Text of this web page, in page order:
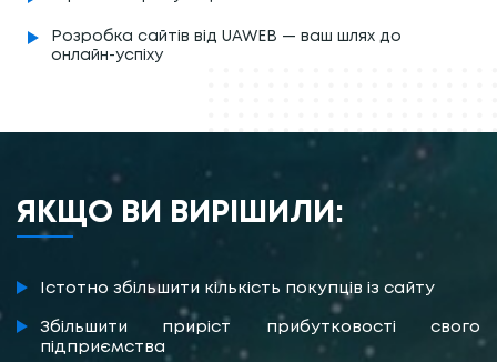
Розробка сайтів від UAWEB — ваш шлях до
онлайн-успіху
ЯКЩО ВИ ВИРІШИЛИ:
Істотно збільшити кількість покупців із сайту
Збільшити приріст прибутковості свого
підприємства